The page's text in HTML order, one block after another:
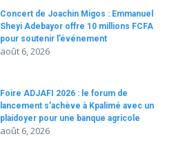
Concert de Joachin Migos : Emmanuel
Sheyi Adebayor offre 10 millions FCFA
pour soutenir l’événement
août 6, 2026
Foire ADJAFI 2026 : le forum de
lancement s’achève à Kpalimé avec un
plaidoyer pour une banque agricole
août 6, 2026